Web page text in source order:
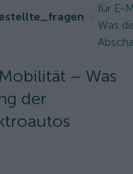
für E-
Was
– Was
der